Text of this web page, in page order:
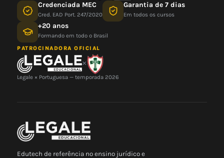
Credenciada MEC
Cred. EAD Port. 247/2020
Garantia de 7 dias
Em todos os cursos
+20 anos
Formando em todo o Brasil
PATROCINADORA OFICIAL
×
Legale × Portuguesa — temporada 2026
Edutech de referência no ensino jurídico e